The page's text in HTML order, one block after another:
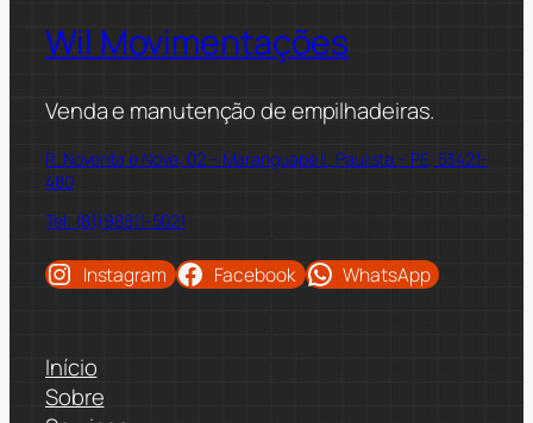
Wil Movimentações
Venda e manutenção de empilhadeiras.
R. Noventa e Nove, 02 – Maranguape II, Paulista – PE, 53421-
480
Tel: (81)98811-5021
Instagram Facebook WhatsApp
Início
Sobre